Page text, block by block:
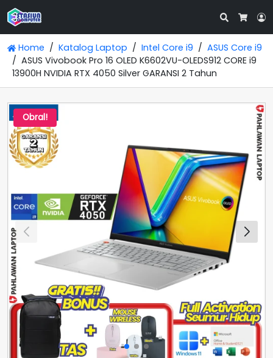
Search
Home Katalog Laptop Intel Core i9
ASUS Core i9
ASUS Vivobook Pro 16 OLED K6602VU-OLEDS912 CORE i9
13900H NVIDIA RTX 4050 Silver GARANSI 2 Tahun
Obral!